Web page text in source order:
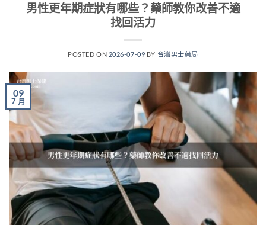
男性更年期症狀有哪些？藥師教你改善不適
找回活力
POSTED ON 2026-07-09 BY 台灣男士藥局
09
7 月